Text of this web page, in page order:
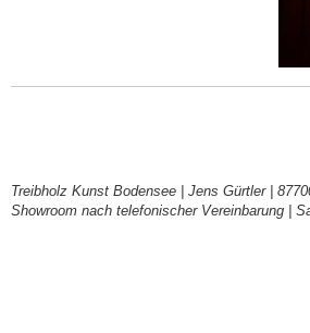
Treibholz Kunst Bodensee | Jens Gürtler |
Showroom nach telefonischer Vereinbarung |